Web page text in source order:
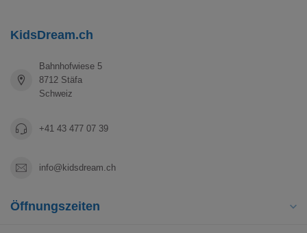
KidsDream.ch
Bahnhofwiese 5
8712 Stäfa
Schweiz
+41 43 477 07 39
info@kidsdream.ch
Öffnungszeiten